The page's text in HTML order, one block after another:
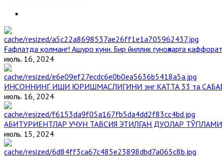
Ғафлатда қолманг! Ашуро куни. Бир йиллик гуноҳларга
июль. 16, 2024
ИНСОННИНГ ИШИ ЮРИШМАСЛИГИНИ энг КАТТА 33 та
июль. 16, 2024
АБИТУРИЕНТЛАР УЧУН ТАВСИЯ ЭТИЛГАН ДУОЛАР ТЎПЛАМИ
июль. 15, 2024